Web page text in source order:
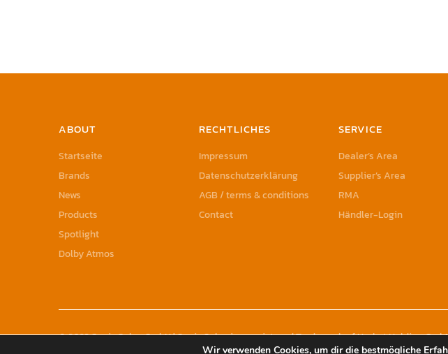
ABOUT
Startseite
Brands
News
Products
Spotlight
Dolby Atmos
RECHTLICHES
Impressum
Datenschutzerklärung
AGB / terms & conditions
Contact
SERVICE
Dealer’s Area
Supplier’s Area
RMA
Händler-Login
© 2023 Sonic Sales GmbH | Sonic Sales is a registered Trademark of Herbst Holding
Wir verwenden Cookies, um dir die bestmögliche